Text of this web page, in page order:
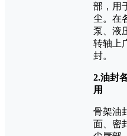
部，用
尘。在
泵、液
转轴上
封。
2.油封
用
骨架油
面、密